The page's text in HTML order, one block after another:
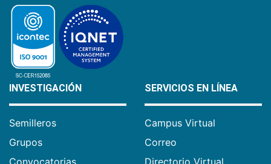
INVESTIGACIÓN
Semilleros
Grupos
Convocatorias
SERVICIOS EN LÍNEA
Campus Virtual
Correo
Directorio Virtual